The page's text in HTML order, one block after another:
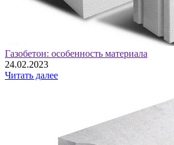
Газобетон: особенность материала
24.02.2023
Читать далее